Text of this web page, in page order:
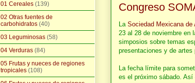
Congreso
La Sociedad Mexicana de
23 al 28 de noviembre en
simposios sobre temas
presentaciones y de
La fecha límite para
es el próximo sábado. Así
01 Cereales (139)
02 Otras fuentes de
carbohidratos (40)
03 Leguminosas (58)
04 Verduras (84)
05 Frutas y nueces de regiones
tropicales (108)